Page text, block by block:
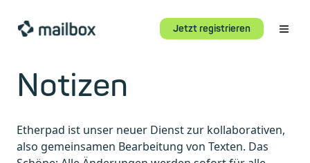
Jetzt registrieren
Notizen
Etherpad ist unser neuer Dienst zur kollaborativen,
also gemeinsamen Bearbeitung von Texten. Das